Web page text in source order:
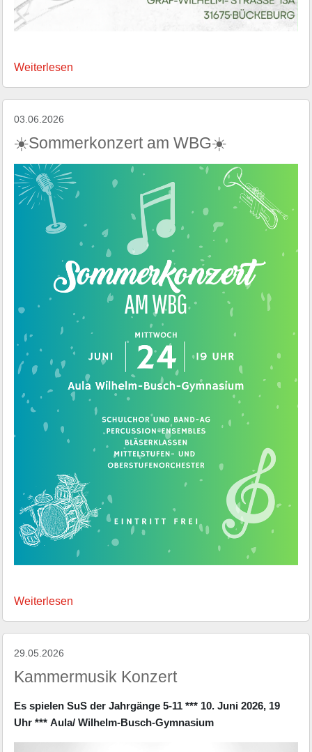
Weiterlesen
03.06.2026
☀️Sommerkonzert am WBG☀️
Weiterlesen
29.05.2026
Kammermusik Konzert
Es spielen SuS der Jahrgänge 5-11 *** 10. Juni 2026, 19
Uhr ***Aula/ Wilhelm-Busch-Gymnasium